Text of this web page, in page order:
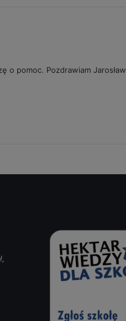
o pomoc. Pozdrawiam Jarosław